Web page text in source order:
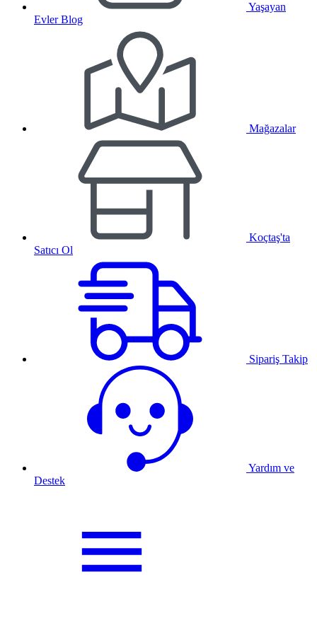
Yaşayan
Evler Blog
Mağazalar
Koçtaş'ta
Satıcı Ol
Sipariş Takip
Yardım ve
Destek